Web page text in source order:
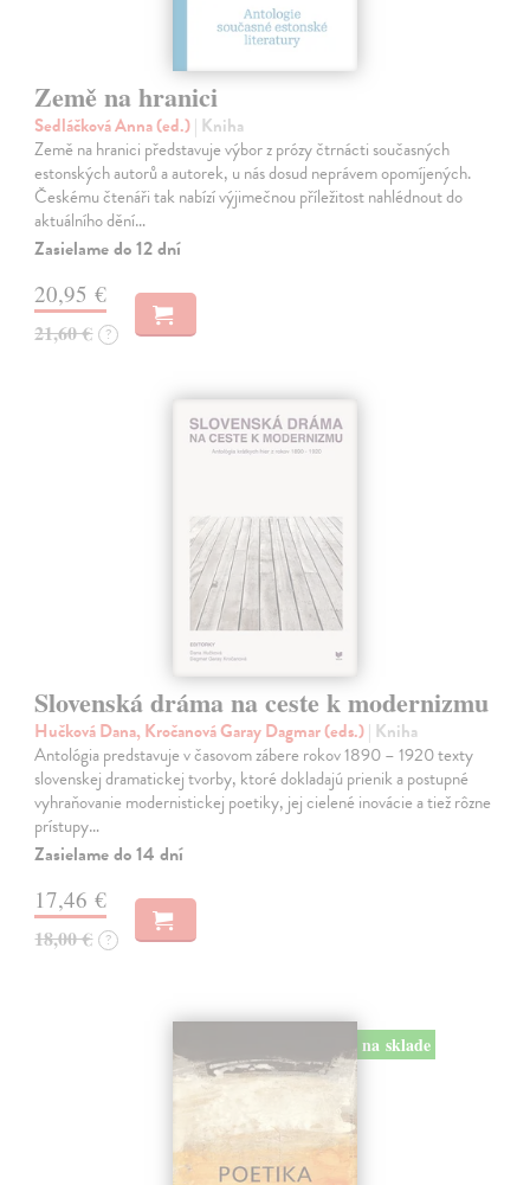
Země na hranici
Sedláčková Anna (ed.)| Kniha
Země na hranici představuje výbor z prózy čtrnácti současných
estonských autorů a autorek, u nás dosud neprávem opomíjených.
Českému čtenáři tak nabízí výjimečnou příležitost nahlédnout do
aktuálního dění…
Zasielame do 12 dní
20,95 €
21,60 € ?
Slovenská dráma na ceste k modernizmu
Hučková Dana, Kročanová Garay Dagmar (eds.)| Kniha
Antológia predstavuje v časovom zábere rokov 1890 – 1920 texty
slovenskej dramatickej tvorby, ktoré dokladajú prienik a postupné
vyhraňovanie modernistickej poetiky, jej cielené inovácie a tiež rôzne
prístupy…
Zasielame do 14 dní
17,46 €
18,00 € ?
na sklade